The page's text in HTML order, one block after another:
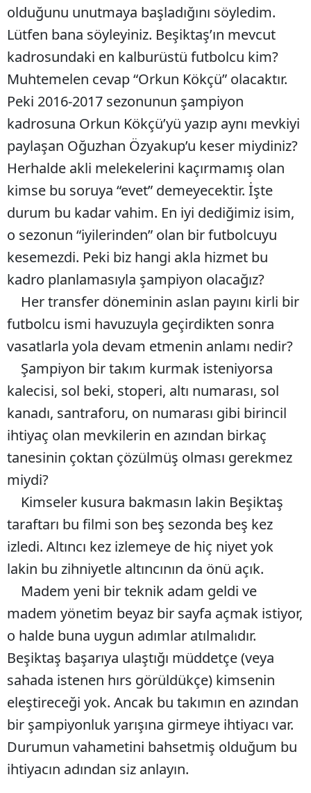
olduğunu unutmaya başladığını söyledim.
Lütfen bana söyleyiniz. Beşiktaş’ın mevcut
kadrosundaki en kalburüstü futbolcu kim?
Muhtemelen cevap “Orkun Kökçü” olacaktır.
Peki 2016-2017 sezonunun şampiyon
kadrosuna Orkun Kökçü’yü yazıp aynı mevkiyi
paylaşan Oğuzhan Özyakup’u keser miydiniz?
Herhalde akli melekelerini kaçırmamış olan
kimse bu soruya “evet” demeyecektir. İşte
durum bu kadar vahim. En iyi dediğimiz isim,
o sezonun “iyilerinden” olan bir futbolcuyu
kesemezdi. Peki biz hangi akla hizmet bu
kadro planlamasıyla şampiyon olacağız?
Her transfer döneminin aslan payını kirli bir
futbolcu ismi havuzuyla geçirdikten sonra
vasatlarla yola devam etmenin anlamı nedir?
Şampiyon bir takım kurmak isteniyorsa
kalecisi, sol beki, stoperi, altı numarası, sol
kanadı, santraforu, on numarası gibi birincil
ihtiyaç olan mevkilerin en azından birkaç
tanesinin çoktan çözülmüş olması gerekmez
miydi?
Kimseler kusura bakmasın lakin Beşiktaş
taraftarı bu filmi son beş sezonda beş kez
izledi. Altıncı kez izlemeye de hiç niyet yok
lakin bu zihniyetle altıncının da önü açık.
Madem yeni bir teknik adam geldi ve
madem yönetim beyaz bir sayfa açmak istiyor,
o halde buna uygun adımlar atılmalıdır.
Beşiktaş başarıya ulaştığı müddetçe (veya
sahada istenen hırs görüldükçe) kimsenin
eleştireceği yok. Ancak bu takımın en azından
bir şampiyonluk yarışına girmeye ihtiyacı var.
Durumun vahametini bahsetmiş olduğum bu
ihtiyacın adından siz anlayın.